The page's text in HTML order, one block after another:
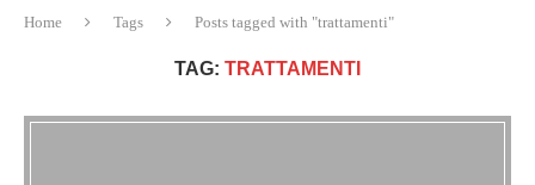
Home Tags Posts tagged with "trattamenti"
TAG: TRATTAMENTI